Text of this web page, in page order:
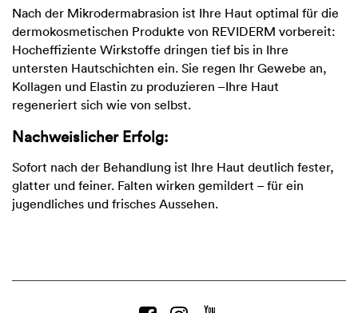
Nach der Mikrodermabrasion ist Ihre Haut optimal für die
dermokosmetischen Produkte von REVIDERM vorbereit:
Hocheffiziente Wirkstoffe dringen tief bis in Ihre
untersten Hautschichten ein. Sie regen Ihr Gewebe an,
Kollagen und Elastin zu produzieren –Ihre Haut
regeneriert sich wie von selbst.
Nachweislicher Erfolg:
Sofort nach der Behandlung ist Ihre Haut deutlich fester,
glatter und feiner. Falten wirken gemildert – für ein
jugendliches und frisches Aussehen.